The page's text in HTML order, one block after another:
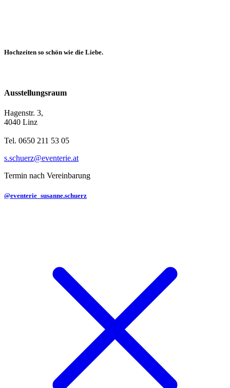
Hochzeiten so schön wie die Liebe.
Ausstellungsraum
Hagenstr. 3,
4040 Linz
Tel. 0650 211 53 05
s.schuerz@eventerie.at
Termin nach Vereinbarung
@eventerie_susanne.schuerz